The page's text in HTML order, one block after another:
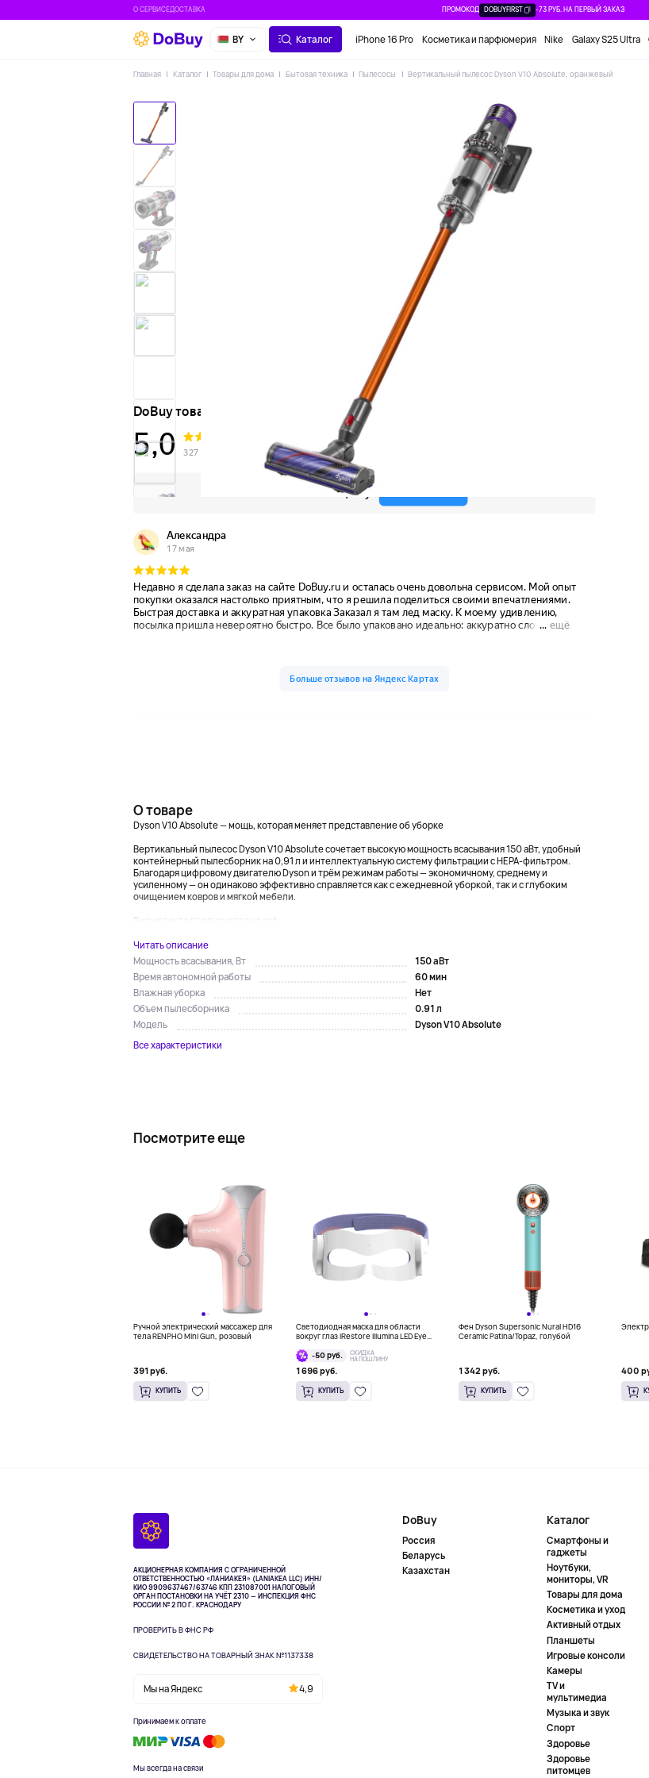
О СЕРВИСЕДОСТАВКА ПРОМОКОД DOBUYFIRST -73 РУБ. НА ПЕРВЫЙ ЗАКАЗ
BY Каталог iPhone 16 Pro Косметика и парфюмерия Nike Galaxy S25 Ultra
Главная Каталог Товары для дома Бытовая техника Пылесосы Вертикальный пылесос Dyson V10 Absolute, оранжевый
О товаре
Dyson V10 Absolute — мощь, которая меняет представление об уборке
Вертикальный пылесос Dyson V10 Absolute сочетает высокую мощность всасывания 150 аВт, удобный
контейнерный пылесборник на 0,91 л и интеллектуальную систему фильтрации с HEPA-фильтром.
Благодаря цифровому двигателю Dyson и трём режимам работы — экономичному, среднему и
усиленному — он одинаково эффективно справляется как с ежедневной уборкой, так и с глубоким
очищением ковров и мягкой мебели.
В комплекте предусмотрено всё...
Читать описание
Мощность всасывания, Вт
150 аВт
Время автономной работы
60 мин
Влажная уборка
Нет
Объем пылесборника
0.91 л
Модель
Dyson V10 Absolute
Все характеристики
Посмотрите еще
Ручной электрический массажер для
тела RENPHO Mini Gun, розовый
391 руб.
КУПИТЬ
Светодиодная маска для области
вокруг глаз iRestore Illumina LED Eye
-50 руб.
СКИДКА
НА ПОШЛИНУ
1 696 руб.
КУПИТЬ
Фен Dyson Supersonic Nural HD16
Ceramic Patina/Topaz, голубой
1 342 руб.
КУПИТЬ
400
АКЦИОНЕРНАЯ КОМПАНИЯ С ОГРАНИЧЕННОЙ
ОТВЕТСТВЕННОСТЬЮ «ЛАНИАКЕЯ» (LANIAKEA LLC) ИНН/
КИО 9909637467/63746 КПП 231087001 НАЛОГОВЫЙ
ОРГАН ПОСТАНОВКИ НА УЧЁТ 2310 — ИНСПЕКЦИЯ ФНС
РОССИИ № 2 ПО Г. КРАСНОДАРУ
ПРОВЕРИТЬ В ФНС РФ
СВИДЕТЕЛЬСТВО НА ТОВАРНЫЙ ЗНАК №1137338
Мы на Яндекс 4,9
Принимаем к оплате
Мы всегда на связи
DoBuy
Россия
Беларусь
Казахстан
Каталог
Смартфоны и
гаджеты
Ноутбуки,
мониторы, VR
Товары для дома
Косметика и уход
Активный отдых
Планшеты
Игровые консоли
Камеры
TV и
мультимедиа
Музыка и звук
Спорт
Здоровье
Здоровье
питомцев